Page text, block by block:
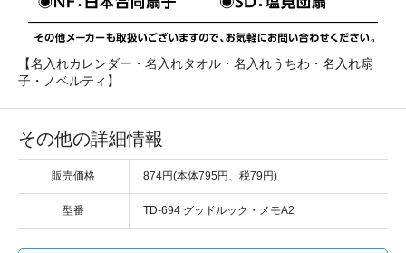
【名入れカレンダー・名入れタオル・名入れうちわ・名入れ扇
子・ノベルティ】
その他の詳細情報
販売価格 874円(本体795円、税79円)
型番 TD-694 グッドルック・メモA2